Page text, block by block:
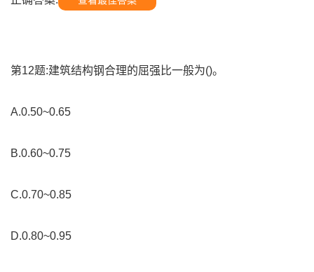
第12题:建筑结构钢合理的屈强比一般为()。
A.0.50~0.65
B.0.60~0.75
C.0.70~0.85
D.0.80~0.95